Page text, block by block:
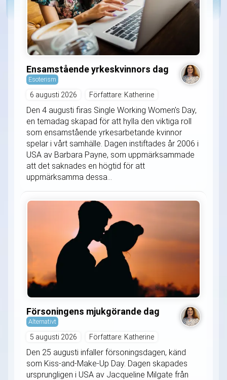
Ensamstående yrkeskvinnors dag
Esoterism
6 augusti 2026 Författare: Katherine
Den 4 augusti firas Single Working Women's Day,
en temadag skapad för att hylla den viktiga roll
som ensamstående yrkesarbetande kvinnor
spelar i vårt samhälle. Dagen instiftades år 2006 i
USA av Barbara Payne, som uppmärksammade
att det saknades en högtid för att
uppmärksamma dessa...
Försoningens mjukgörande dag
Alternativt
5 augusti 2026 Författare: Katherine
Den 25 augusti infaller försoningsdagen, känd
som Kiss-and-Make-Up Day. Dagen skapades
ursprungligen i USA av Jacqueline Milgate från